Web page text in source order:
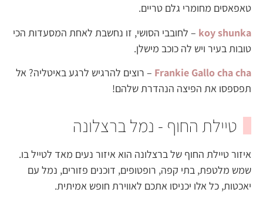
טאפאסים מחומרי גלם טריים.
koy shunka – לחובבי הסושי, זו נחשבת לאחת המסעדות הכי
טובות בעיר ויש לה כוכב מישלן.
Frankie Gallo cha cha – רוצים להרגיש לרגע באיטליה? אל
תפספסו את הפיצה הנהדרת שלהם!
טיילת החוף - נמל ברצלונה
איזור טיילת החוף של ברצלונה הוא איזור נעים מאד לטייל בו.
שמש מלטפת, בתי קפה, רופטופים, דוכנים פזורים, נמל עם
יאכטות, כל אלו יכניסו אתכם לאווירת חופש אמיתית.